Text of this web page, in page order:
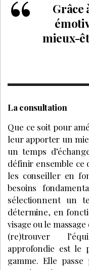
Grâce
mieux-
La consultation
Que ce soit pour
leur apporter un
un temps
définir ensemble ce
les conseiller en
besoins
sélectionnent un
détermine, en
visage ou le
(re)trouver
approfondie est le
gamme. Elle